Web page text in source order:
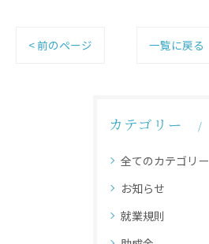
< 前のページ 一覧に戻る
カテゴリー
全てのカテゴリー
お知らせ
就業規則